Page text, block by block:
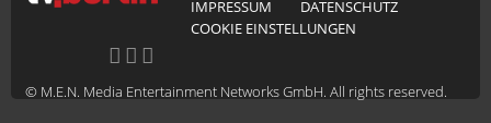
IMPRESSUM
DATENSCHUTZ
COOKIE EINSTELLUNGEN
© M.E.N. Media Entertainment Networks GmbH. All rights reserved.